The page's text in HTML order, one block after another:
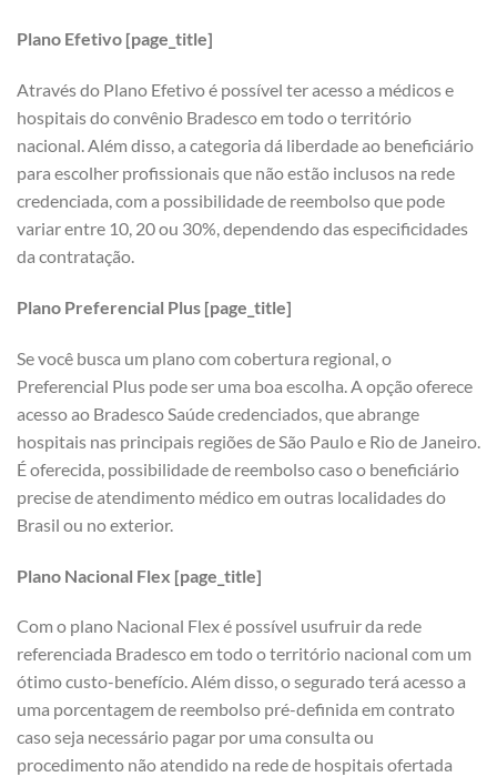
Plano Efetivo [page_title]
Através do Plano Efetivo é possível ter acesso a médicos e
hospitais do convênio Bradesco em todo o território
nacional. Além disso, a categoria dá liberdade ao beneficiário
para escolher profissionais que não estão inclusos na rede
credenciada, com a possibilidade de reembolso que pode
variar entre 10, 20 ou 30%, dependendo das especificidades
da contratação.
Plano Preferencial Plus [page_title]
Se você busca um plano com cobertura regional, o
Preferencial Plus pode ser uma boa escolha. A opção oferece
acesso ao Bradesco Saúde credenciados, que abrange
hospitais nas principais regiões de São Paulo e Rio de Janeiro.
É oferecida, possibilidade de reembolso caso o beneficiário
precise de atendimento médico em outras localidades do
Brasil ou no exterior.
Plano Nacional Flex [page_title]
Com o plano Nacional Flex é possível usufruir da rede
referenciada Bradesco em todo o território nacional com um
ótimo custo-benefício. Além disso, o segurado terá acesso a
uma porcentagem de reembolso pré-definida em contrato
caso seja necessário pagar por uma consulta ou
procedimento não atendido na rede de hospitais ofertada